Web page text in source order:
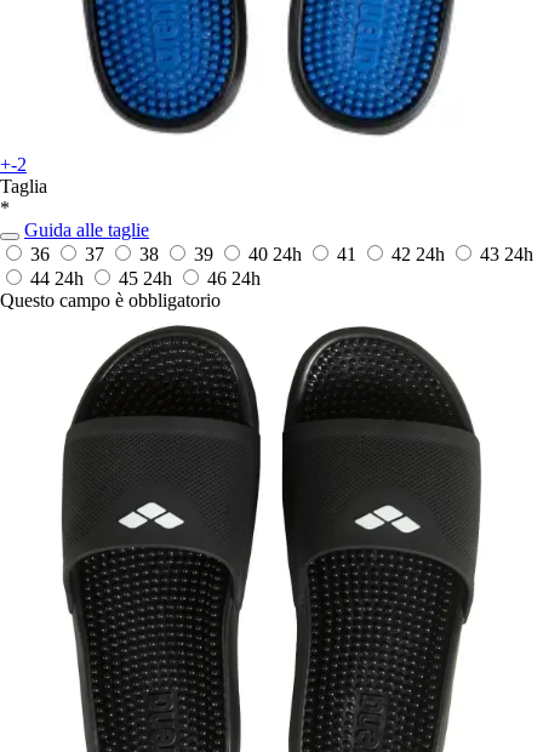
+-2
Taglia
*
Guida alle taglie
36
37 38 39 40 24h 41 42 24h 43 24h
44 24h 45 24h 46 24h
Questo campo è obbligatorio